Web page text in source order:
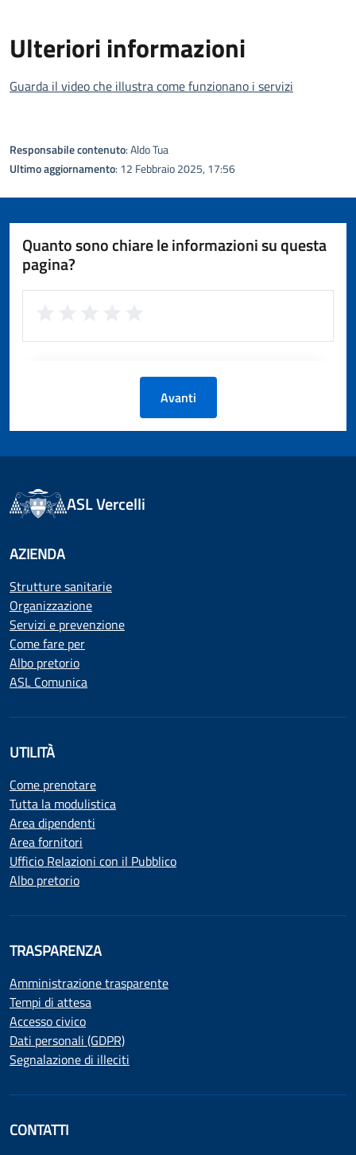
Ulteriori informazioni
Guarda il video che illustra come funzionano i servizi
Responsabile contenuto: Aldo Tua
Ultimo aggiornamento: 12 Febbraio 2025, 17:56
Quanto sono chiare le informazioni su questa
pagina?
Avanti
ASL Vercelli
AZIENDA
Strutture sanitarie
Organizzazione
Servizi e prevenzione
Come fare per
Albo pretorio
ASL Comunica
UTILITÀ
Come prenotare
Tutta la modulistica
Area dipendenti
Area fornitori
Ufficio Relazioni con il Pubblico
Albo pretorio
TRASPARENZA
Amministrazione trasparente
Tempi di attesa
Accesso civico
Dati personali (GDPR)
Segnalazione di illeciti
CONTATTI